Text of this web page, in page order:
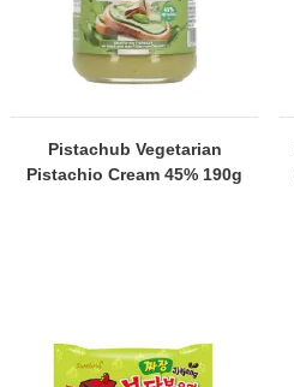
Pistachub Vegetarian
Pistachio Cream 45% 190g